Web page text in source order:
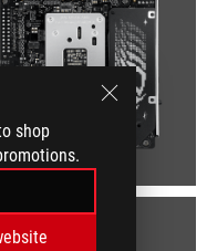
shop